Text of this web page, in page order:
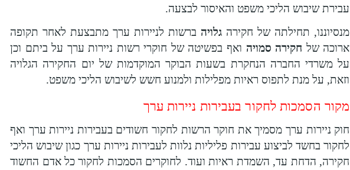
עבירת שיבוש הליכי משפט והאיסור לבצעה.
מנסיוננו, תחילתה של חקירה גלויה ברשות לניירות ערך מתבצעת לאחר תקופה
ארוכה של חקירה סמויה ואף בפשיטה של חוקרי רשות ניירות ערך על ביתם וכן
על משרדי החברה הנחקרת בשעות הבוקר המוקדמות של יום החקירה הגלויה
וזאת, על מנת לתפוס ראיות מפלילות ולמנוע חשש לשיבוש הליכי משפט.
מקור הסמכות לחקור בעבירות ניירות ערך
חוק ניירות ערך מסמיך את חוקר הרשות לחקור חשודים בעבירות ניירות ערך ואף
לחקור בחשד לביצוע עבירות פליליות נלוות לעבירות ניירות ערך כגון שיבוש הליכי
חקירה, הדחת עד, השמדת ראיות ועוד. לחוקרים הסמכות לחקור כל אדם החשוד